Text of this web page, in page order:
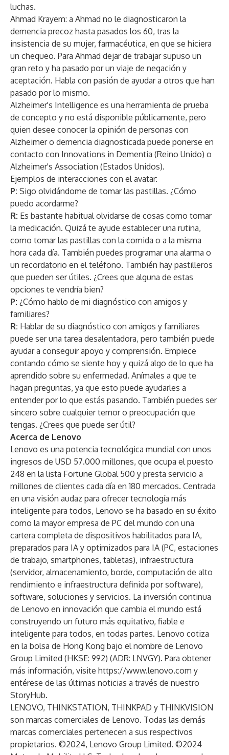
luchas.
Ahmad Krayem: a Ahmad no le diagnosticaron la
demencia precoz hasta pasados los 60, tras la
insistencia de su mujer, farmacéutica, en que se hiciera
un chequeo. Para Ahmad dejar de trabajar supuso un
gran reto y ha pasado por un viaje de negación y
aceptación. Habla con pasión de ayudar a otros que han
pasado por lo mismo.
Alzheimer's Intelligence es una herramienta de prueba
de concepto y no está disponible públicamente, pero
quien desee conocer la opinión de personas con
Alzheimer o demencia diagnosticada puede ponerse en
contacto con Innovations in Dementia (Reino Unido) o
Alzheimer's Association (Estados Unidos).
Ejemplos de interacciones con el avatar:
P: Sigo olvidándome de tomar las pastillas. ¿Cómo
puedo acordarme?
R: Es bastante habitual olvidarse de cosas como tomar
la medicación. Quizá te ayude establecer una rutina,
como tomar las pastillas con la comida o a la misma
hora cada día. También puedes programar una alarma o
un recordatorio en el teléfono. También hay pastilleros
que pueden ser útiles. ¿Crees que alguna de estas
opciones te vendría bien?
P: ¿Cómo hablo de mi diagnóstico con amigos y
familiares?
R: Hablar de su diagnóstico con amigos y familiares
puede ser una tarea desalentadora, pero también puede
ayudar a conseguir apoyo y comprensión. Empiece
contando cómo se siente hoy y quizá algo de lo que ha
aprendido sobre su enfermedad. Anímales a que te
hagan preguntas, ya que esto puede ayudarles a
entender por lo que estás pasando. También puedes ser
sincero sobre cualquier temor o preocupación que
tengas. ¿Crees que puede ser útil?
Acerca de Lenovo
Lenovo es una potencia tecnológica mundial con unos
ingresos de USD 57.000 millones, que ocupa el puesto
248 en la lista Fortune Global 500 y presta servicio a
millones de clientes cada día en 180 mercados. Centrada
en una visión audaz para ofrecer tecnología más
inteligente para todos, Lenovo se ha basado en su éxito
como la mayor empresa de PC del mundo con una
cartera completa de dispositivos habilitados para IA,
preparados para IA y optimizados para IA (PC, estaciones
de trabajo, smartphones, tabletas), infraestructura
(servidor, almacenamiento, borde, computación de alto
rendimiento e infraestructura definida por software),
software, soluciones y servicios. La inversión continua
de Lenovo en innovación que cambia el mundo está
construyendo un futuro más equitativo, fiable e
inteligente para todos, en todas partes. Lenovo cotiza
en la bolsa de Hong Kong bajo el nombre de Lenovo
Group Limited (HKSE: 992) (ADR: LNVGY). Para obtener
más información, visite https://www.lenovo.com y
entérese de las últimas noticias a través de nuestro
StoryHub.
LENOVO, THINKSTATION, THINKPAD y THINKVISION
son marcas comerciales de Lenovo. Todas las demás
marcas comerciales pertenecen a sus respectivos
propietarios. ©2024, Lenovo Group Limited. ©2024